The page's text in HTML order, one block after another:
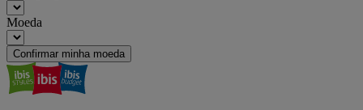
Moeda
Confirmar minha moeda